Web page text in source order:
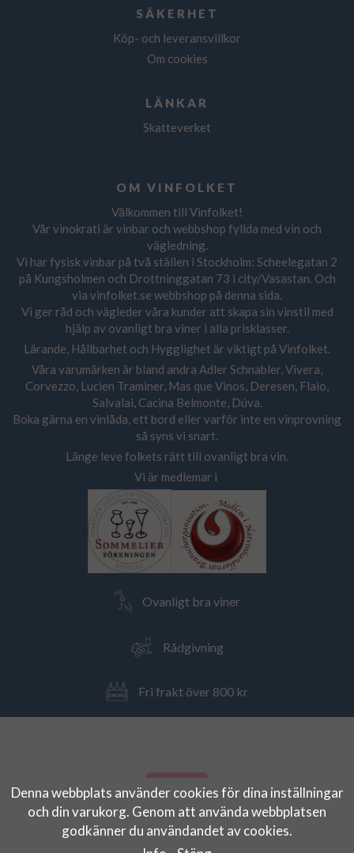
SÄKERHET
Köp- och leveransvillkor
Om cookies
LÄNKAR
Skatteverket
OM VINFOLKET
Välkommen till Vinfolket!
Vår vinokrati är vinbar och webbshop fyllda med vin och
vägledning.
Vi har fysisk vinbar på två ställen i Stockholm: Scheelegatan 2
på Kungsholmen och Drottninggatan 73 i city/Vasastan. Och
via vinfolket.se webbshop på denna sida.
Vi ger råd och vägleder våra kunder att skapa sin vinstil med
hjälp av ovanligt bra viner i alla prisklasser.
Lärande, Hållbarhet och Hygglighet är viktigt på Vinfolket.
Våra varumärken är bland andra Adler Schnabler, Vivera,
Corvezzo, Lucien Traminer, Mas que Vinos, Deresen, Flaio,
Salvalai, Cacina Belmonte, Dúva.
Boka gärna en vinlåda, ett bord eller varför inte en vinprovning
så syns vi snart.
Länge leve folkets rätt till ovanligt bra vin.
Vi är medlemar i
Ovanligt bra viner
Rådgivning
Fri frakt över 800 kr
Denna webbplats använder cookies för dina inställningar
och din varukorg. Genom att använda webbplatsen
godkänner du användandet av cookies.